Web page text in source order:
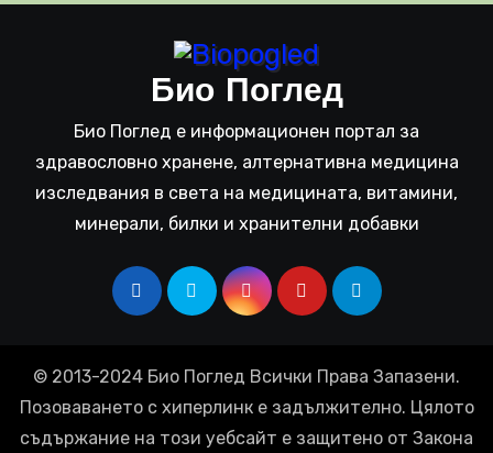
Био Поглед
Био Поглед е информационен портал за
здравословно хранене, алтернативна медицина
изследвания в света на медицината, витамини,
минерали, билки и хранителни добавки
© 2013-2024 Био Поглед Всички Права Запазени.
Позоваването с хиперлинк е задължително. Цялото
съдържание на този уебсайт е защитено от Закона